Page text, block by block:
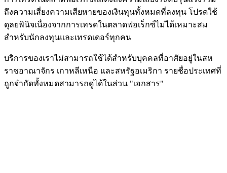
ถึงความเสี่ยงความเสียหายของเงินทุนทั้งหมดที่ลงทุน โปรดใช้
ดุลยพินิจเนื่องจากการเทรดในตลาดฟอเร็กซ์ไม่ได้เหมาะสม
สำหรับนักลงทุนและเทรดเดอร์ทุกคน
บริการของเราไม่สามารถใช้ได้สำหรับบุคคลที่อาศัยอยู่ในสห
ราชอาณาจักร เกาหลีเหนือ และสหรัฐอเมริกา รายชื่อประเทศที่
ถูกจำกัดทั้งหมดสามารถดูได้ในส่วน "เอกสาร"